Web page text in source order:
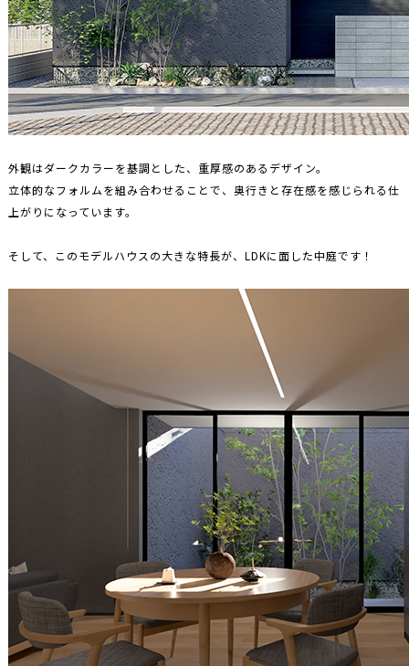
外観はダークカラーを基調とした、重厚感のあるデザイン。
立体的なフォルムを組み合わせることで、奥行きと存在感を感じられる仕
上がりになっています。
そして、このモデルハウスの大きな特長が、LDKに面した中庭です！